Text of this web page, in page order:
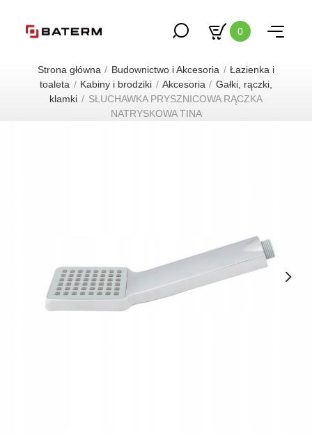
0
Strona główna Budownictwo i Akcesoria
Łazienka i
toaleta
Kabiny i brodziki Akcesoria
Gałki, rączki,
klamki
SŁUCHAWKA PRYSZNICOWA RĄCZKA
NATRYSKOWA TINA